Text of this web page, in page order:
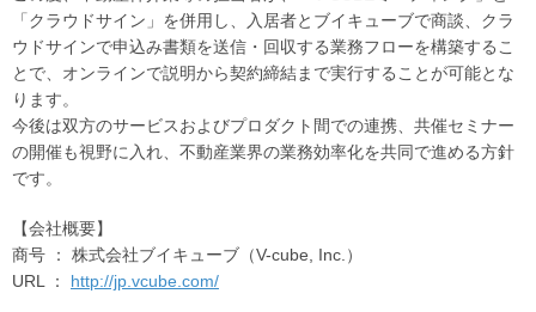
「クラウドサイン」を併用し、入居者とブイキューブで商談、クラ
ウドサインで申込み書類を送信・回収する業務フローを構築するこ
とで、オンラインで説明から契約締結まで実行することが可能とな
ります。
今後は双方のサービスおよびプロダクト間での連携、共催セミナー
の開催も視野に入れ、不動産業界の業務効率化を共同で進める方針
です。
【会社概要】
商号 ： 株式会社ブイキューブ（V-cube, Inc.）
URL ： http://jp.vcube.com/